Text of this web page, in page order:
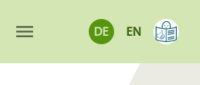
menu DE EN